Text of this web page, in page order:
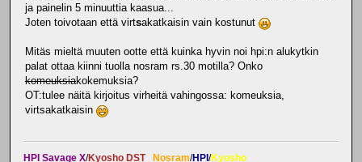
ja painelin 5 minuuttia kaasua...
Joten toivotaan että virtsakatkaisin vain kostunut
Mitäs mieltä muuten ootte että kuinka hyvin noi hpi:n alukytkin
palat ottaa kiinni tuolla nosram rs.30 motilla? Onko
komeuksiakokemuksia?
OT:tulee näitä kirjoitus virheitä vahingossa: komeuksia,
virtsakatkaisin
HPI Savage X/Kyosho DST Nosram/HPI/Kyosho